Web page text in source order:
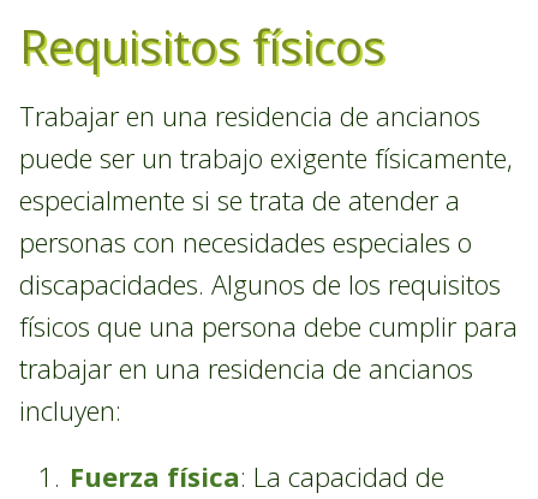
Requisitos físicos
Trabajar en una residencia de ancianos
puede ser un trabajo exigente físicamente,
especialmente si se trata de atender a
personas con necesidades especiales o
discapacidades. Algunos de los requisitos
físicos que una persona debe cumplir para
trabajar en una residencia de ancianos
incluyen:
Fuerza física: La capacidad de